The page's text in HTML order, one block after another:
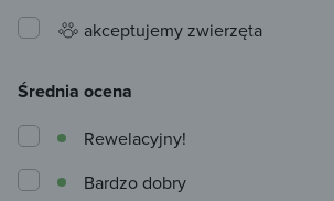
akceptujemy zwierzęta
Średnia ocena
Bardzo dobry
Rewelacyjny!